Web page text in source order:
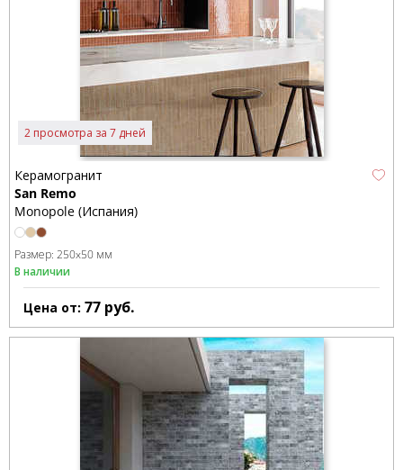
2 просмотра за 7 дней
Керамогранит
San Remo
Monopole (Испания)
Размер: 250x50 мм
В наличии
Цена от: 77 руб.